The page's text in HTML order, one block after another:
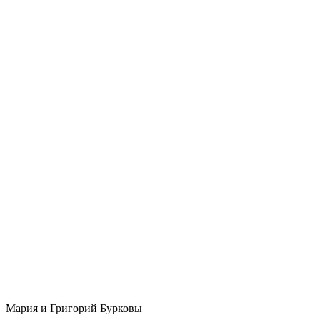
Мария и Григорий Бурковы